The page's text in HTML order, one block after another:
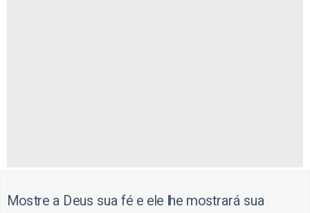
Mostre a Deus sua fé e ele lhe mostrará sua